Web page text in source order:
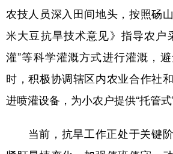
多语种频道
English Español
Русский язык 日本
农技人员深入田间地头，按照砀
米大豆抗旱技术意见》指导农户
灌”等科学灌溉方式进行灌溉，
时，积极协调辖区内农业合作社
进喷灌设备，为小农户提供“托管式
当前，抗旱工作正处于关键